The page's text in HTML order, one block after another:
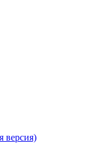
версия)